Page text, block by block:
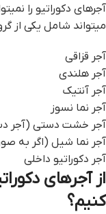
آجرهای دکوراتیو را
میتواند شامل یکی از
آجر قزاقی
آجر هلندی
آجر آنتیک
آجر نما نسوز
آجر خشت دستی (آجر
آجر نما شیل (اگر به
آجر دکوراتیو داخلی
از آجرهای
کنیم؟